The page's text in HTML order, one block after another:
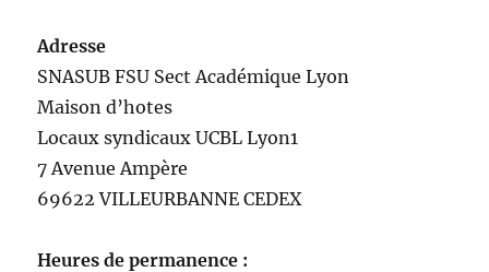
Adresse
SNASUB FSU Sect Académique Lyon
Maison d’hotes
Locaux syndicaux UCBL Lyon1
7 Avenue Ampère
69622 VILLEURBANNE CEDEX
Heures de permanence :